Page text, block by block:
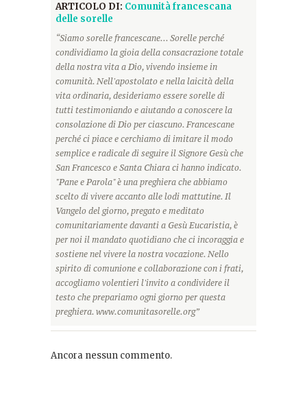
ARTICOLO DI: Comunità francescana
delle sorelle
“Siamo sorelle francescane... Sorelle perché
condividiamo la gioia della consacrazione totale
della nostra vita a Dio, vivendo insieme in
comunità. Nell'apostolato e nella laicità della
vita ordinaria, desideriamo essere sorelle di
tutti testimoniando e aiutando a conoscere la
consolazione di Dio per ciascuno. Francescane
perché ci piace e cerchiamo di imitare il modo
semplice e radicale di seguire il Signore Gesù che
San Francesco e Santa Chiara ci hanno indicato.
"Pane e Parola" è una preghiera che abbiamo
scelto di vivere accanto alle lodi mattutine. Il
Vangelo del giorno, pregato e meditato
comunitariamente davanti a Gesù Eucaristia, è
per noi il mandato quotidiano che ci incoraggia e
sostiene nel vivere la nostra vocazione. Nello
spirito di comunione e collaborazione con i frati,
accogliamo volentieri l'invito a condividere il
testo che prepariamo ogni giorno per questa
preghiera. www.comunitasorelle.org”
Ancora nessun commento.